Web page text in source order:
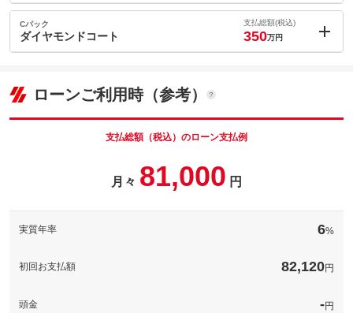
車両本体価
330万円
パック内容
す。※人気の数字等は、抽選になることがございます。ご了承く
内：オプシ
ョン価格
(税込)
車両本体価
ト、ブレーキパッド、ワイパーブレード（ゴム）交換いたしま
Cパック
ダイヤモンドコート
支払総額(税込)
350万円
車両本体価
330
す。最新のコーティング剤で仕上げられた塗面は均一でクリアー
コーティングされた車はメンテナンスも楽になります。普段のお
手入れはメンテナンスシャンプーで洗うだけでＯＫ！あなたの愛
ローンご利用時（参考）
支払総額（税込）のローン支払例
月々 81,000 円
実質年率 6%
初回お支払額 82,120円
頭金 -円